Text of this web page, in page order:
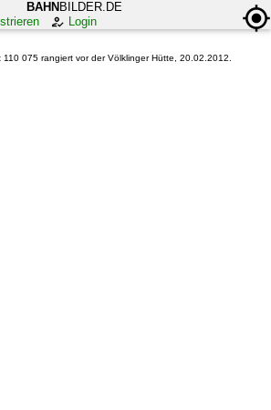
BAHN BILDER.DE
Login
075 rangiert vor der Völklinger Hütte, 20.02.2012.